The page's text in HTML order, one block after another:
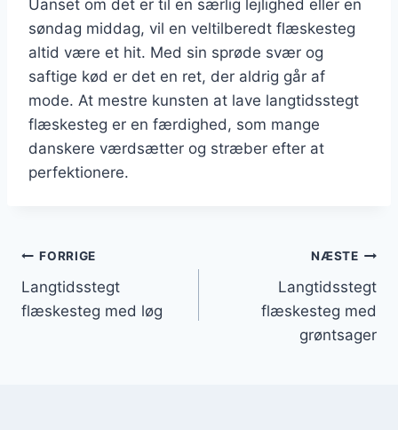
Uanset om det er til en særlig lejlighed eller en
søndag middag, vil en veltilberedt flæskesteg
altid være et hit. Med sin sprøde svær og
saftige kød er det en ret, der aldrig går af
mode. At mestre kunsten at lave langtidsstegt
flæskesteg er en færdighed, som mange
danskere værdsætter og stræber efter at
perfektionere.
Indlægsnavigation
FORRIGE
Langtidsstegt
flæskesteg med løg
NÆSTE
Langtidsstegt
flæskesteg med
grøntsager